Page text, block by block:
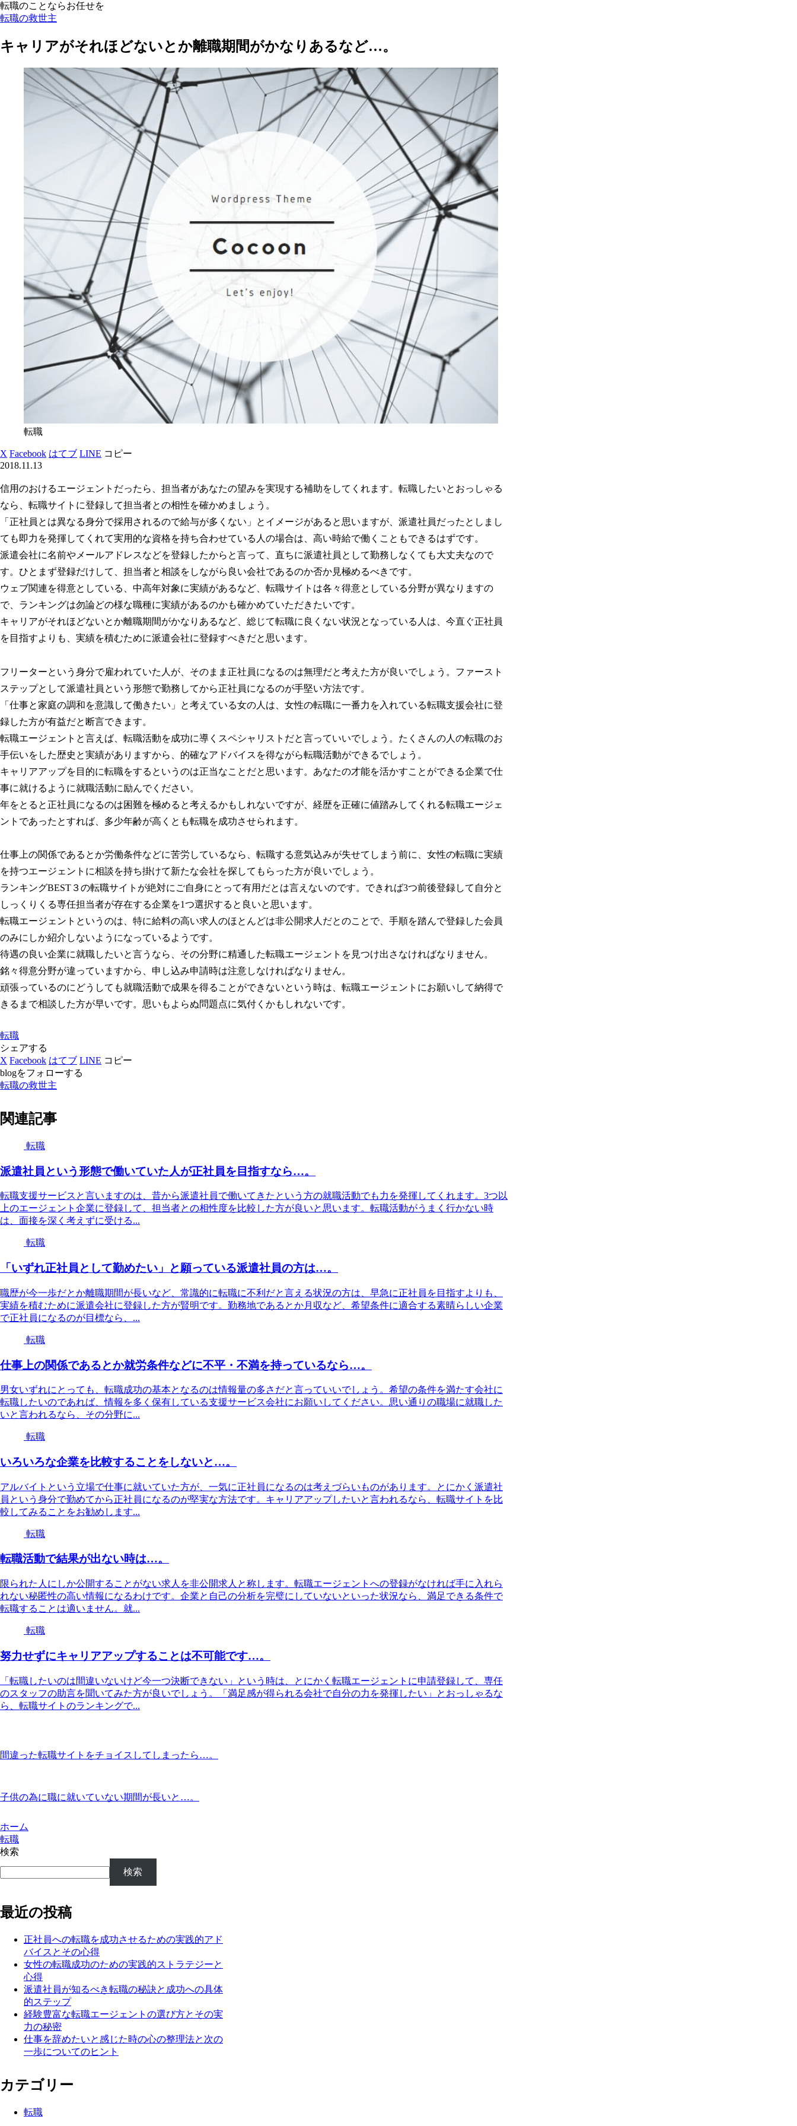
転職のことならお任せを
転職の救世主
キャリアがそれほどないとか離職期間がかなりあるなど…。
転職
X Facebook はてブ LINE コピー
2018.11.13
信用のおけるエージェントだったら、担当者があなたの望みを実現する補助をしてくれます。転職したいとおっしゃる
なら、転職サイトに登録して担当者との相性を確かめましょう。
「正社員とは異なる身分で採用されるので給与が多くない」とイメージがあると思いますが、派遣社員だったとしまし
ても即力を発揮してくれて実用的な資格を持ち合わせている人の場合は、高い時給で働くこともできるはずです。
派遣会社に名前やメールアドレスなどを登録したからと言って、直ちに派遣社員として勤務しなくても大丈夫なので
す。ひとまず登録だけして、担当者と相談をしながら良い会社であるのか否か見極めるべきです。
ウェブ関連を得意としている、中高年対象に実績があるなど、転職サイトは各々得意としている分野が異なりますの
で、ランキングは勿論どの様な職種に実績があるのかも確かめていただきたいです。
キャリアがそれほどないとか離職期間がかなりあるなど、総じて転職に良くない状況となっている人は、今直ぐ正社員
を目指すよりも、実績を積むために派遣会社に登録すべきだと思います。
フリーターという身分で雇われていた人が、そのまま正社員になるのは無理だと考えた方が良いでしょう。ファースト
ステップとして派遣社員という形態で勤務してから正社員になるのが手堅い方法です。
「仕事と家庭の調和を意識して働きたい」と考えている女の人は、女性の転職に一番力を入れている転職支援会社に登
録した方が有益だと断言できます。
転職エージェントと言えば、転職活動を成功に導くスペシャリストだと言っていいでしょう。たくさんの人の転職のお
手伝いをした歴史と実績がありますから、的確なアドバイスを得ながら転職活動ができるでしょう。
キャリアアップを目的に転職をするというのは正当なことだと思います。あなたの才能を活かすことができる企業で仕
事に就けるように就職活動に励んでください。
年をとると正社員になるのは困難を極めると考えるかもしれないですが、経歴を正確に値踏みしてくれる転職エージェ
ントであったとすれば、多少年齢が高くとも転職を成功させられます。
仕事上の関係であるとか労働条件などに苦労しているなら、転職する意気込みが失せてしまう前に、女性の転職に実績
を持つエージェントに相談を持ち掛けて新たな会社を探してもらった方が良いでしょう。
ランキングBEST３の転職サイトが絶対にご自身にとって有用だとは言えないのです。できれば3つ前後登録して自分と
しっくりくる専任担当者が存在する企業を1つ選択すると良いと思います。
転職エージェントというのは、特に給料の高い求人のほとんどは非公開求人だとのことで、手順を踏んで登録した会員
のみにしか紹介しないようになっているようです。
待遇の良い企業に就職したいと言うなら、その分野に精通した転職エージェントを見つけ出さなければなりません。
銘々得意分野が違っていますから、申し込み申請時は注意しなければなりません。
頑張っているのにどうしても就職活動で成果を得ることができないという時は、転職エージェントにお願いして納得で
きるまで相談した方が早いです。思いもよらぬ問題点に気付くかもしれないです。
転職
シェアする
X Facebook はてブ LINE コピー
blogをフォローする
転職の救世主
関連記事
転職
派遣社員という形態で働いていた人が正社員を目指すなら…。
転職支援サービスと言いますのは、昔から派遣社員で働いてきたという方の就職活動でも力を発揮してくれます。3つ以
上のエージェント企業に登録して、担当者との相性度を比較した方が良いと思います。転職活動がうまく行かない時
は、面接を深く考えずに受ける...
転職
「いずれ正社員として勤めたい」と願っている派遣社員の方は…。
職歴が今一歩だとか離職期間が長いなど、常識的に転職に不利だと言える状況の方は、早急に正社員を目指すよりも、
実績を積むために派遣会社に登録した方が賢明です。勤務地であるとか月収など、希望条件に適合する素晴らしい企業
で正社員になるのが目標なら、...
転職
仕事上の関係であるとか就労条件などに不平・不満を持っているなら…。
男女いずれにとっても、転職成功の基本となるのは情報量の多さだと言っていいでしょう。希望の条件を満たす会社に
転職したいのであれば、情報を多く保有している支援サービス会社にお願いしてください。思い通りの職場に就職した
いと言われるなら、その分野に...
転職
いろいろな企業を比較することをしないと…。
アルバイトという立場で仕事に就いていた方が、一気に正社員になるのは考えづらいものがあります。とにかく派遣社
員という身分で勤めてから正社員になるのが堅実な方法です。キャリアアップしたいと言われるなら、転職サイトを比
較してみることをお勧めします...
転職
転職活動で結果が出ない時は…。
限られた人にしか公開することがない求人を非公開求人と称します。転職エージェントへの登録がなければ手に入れら
れない秘匿性の高い情報になるわけです。企業と自己の分析を完璧にしていないといった状況なら、満足できる条件で
転職することは適いません。就...
転職
努力せずにキャリアアップすることは不可能です…。
「転職したいのは間違いないけど今一つ決断できない」という時は、とにかく転職エージェントに申請登録して、専任
のスタッフの助言を聞いてみた方が良いでしょう。「満足感が得られる会社で自分の力を発揮したい」とおっしゃるな
ら、転職サイトのランキングで...
間違った転職サイトをチョイスしてしまったら…。
子供の為に職に就いていない期間が長いと…。
ホーム
転職
検索
検索
最近の投稿
正社員への転職を成功させるための実践的アド
バイスとその心得
女性の転職成功のための実践的ストラテジーと
心得
派遣社員が知るべき転職の秘訣と成功への具体
的ステップ
経験豊富な転職エージェントの選び方とその実
力の秘密
仕事を辞めたいと感じた時の心の整理法と次の
一歩についてのヒント
カテゴリー
転職